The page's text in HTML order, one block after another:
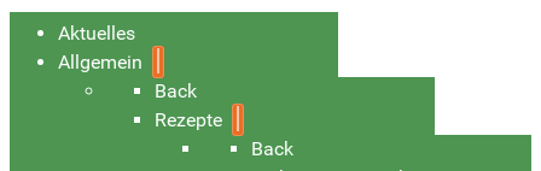
Aktuelles
Allgemein
Back
Rezepte
Back